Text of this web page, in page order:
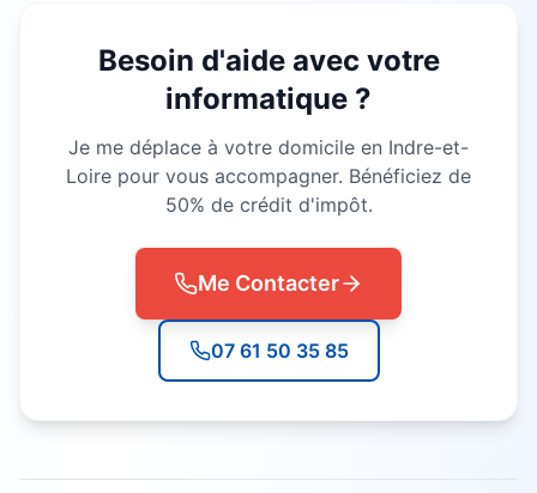
Besoin d'aide avec votre
informatique ?
Je me déplace à votre domicile en Indre-et-
Loire pour vous accompagner. Bénéficiez de
50% de crédit d'impôt.
Me Contacter
07 61 50 35 85